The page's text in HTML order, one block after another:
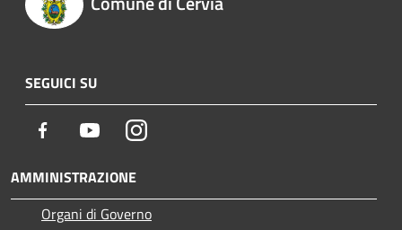
SEGUICI SU
Facebook YoutubeInstagram
AMMINISTRAZIONE
Organi di Governo